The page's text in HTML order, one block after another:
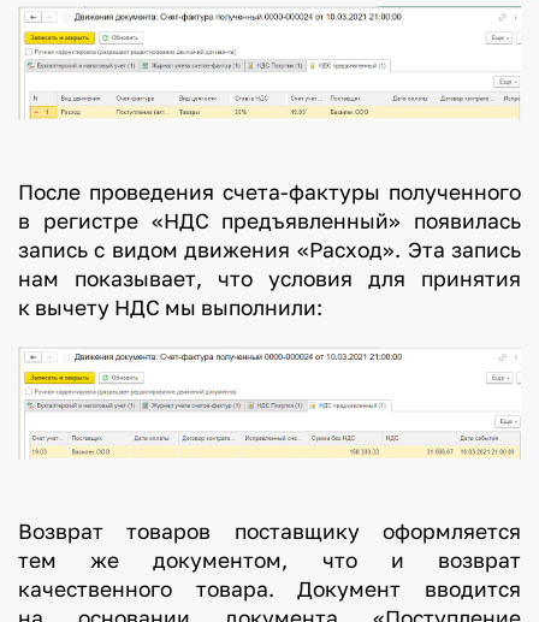
После проведения счета-фактуры полученного
в регистре «НДС предъявленный» появилась
запись с видом движения «Расход». Эта запись
нам показывает, что условия для принятия
к вычету НДС мы выполнили:
Возврат товаров поставщику оформляется
тем же документом, что и возврат
качественного товара. Документ вводится